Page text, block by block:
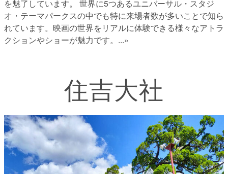
を魅了しています。 世界に5つあるユニバーサル・スタジ
オ・テーマパークスの中でも特に来場者数が多いことで知ら
れています。映画の世界をリアルに体験できる様々なアトラ
クションやショーが魅力です。 ...»
住吉大社